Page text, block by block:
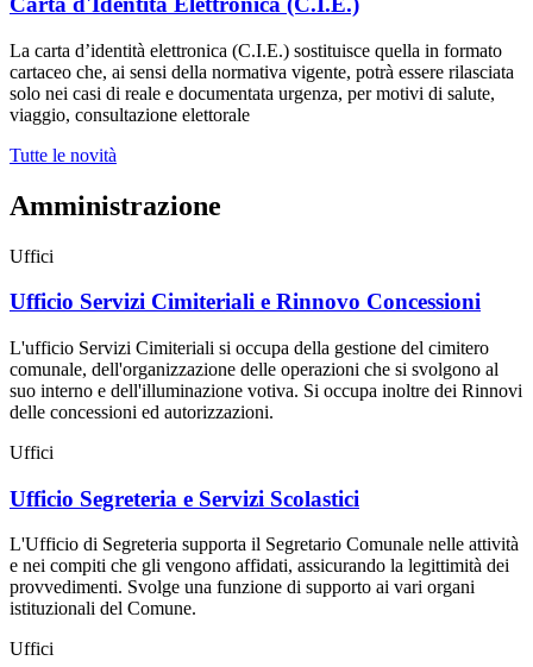
La carta d’identità elettronica (C.I.E.) sostituisce quella in formato
cartaceo che, ai sensi della normativa vigente, potrà essere rilasciata
solo nei casi di reale e documentata urgenza, per motivi di salute,
viaggio, consultazione elettorale
Tutte le novità
Amministrazione
Uffici
Ufficio Servizi Cimiteriali e Rinnovo Concessioni
L'ufficio Servizi Cimiteriali si occupa della gestione del cimitero
comunale, dell'organizzazione delle operazioni che si svolgono al
suo interno e dell'illuminazione votiva. Si occupa inoltre dei Rinnovi
delle concessioni ed autorizzazioni.
Uffici
Ufficio Segreteria e Servizi Scolastici
L'Ufficio di Segreteria supporta il Segretario Comunale nelle attività
e nei compiti che gli vengono affidati, assicurando la legittimità dei
provvedimenti. Svolge una funzione di supporto ai vari organi
istituzionali del Comune.
Uffici